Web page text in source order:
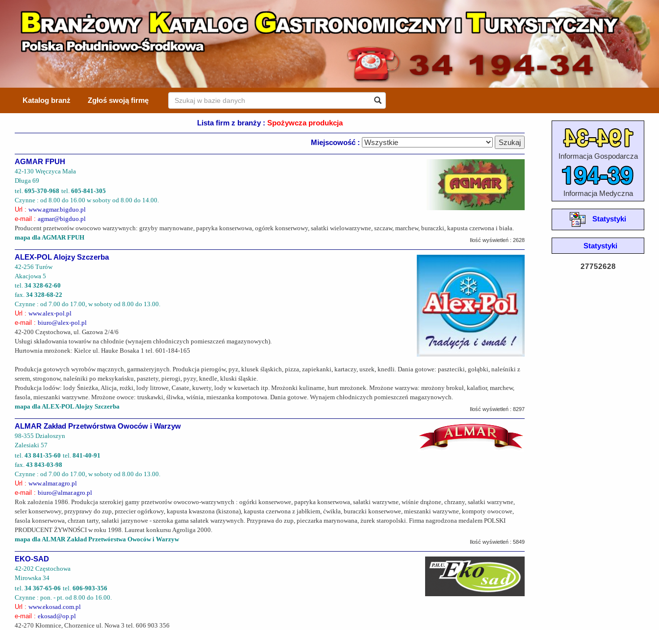
Katalog branż Zgłoś swoją firmę
Lista firm z branży : Spożywcza produkcja
Miejscowość :
AGMAR FPUH
42-130 Wręczyca Mała
Długa 69
tel. 695-370-968 tel. 605-841-305
Czynne : od 8.00 do 16.00 w soboty od 8.00 do 14.00.
Url : www.agmar.bigduo.pl
e-mail : agmar@bigduo.pl
Producent przetworów owocowo warzywnych: grzyby marynowane, papryka konserwowa, ogórek konserwowy, sałatki wielowarzywne, szczaw, marchew, buraczki, kapusta czerwona i biała.
mapa dla AGMAR FPUH
Ilość wyświetleń : 2628
ALEX-POL Alojzy Szczerba
42-256 Turów
Akacjowa 5
tel. 34 328-62-60
fax. 34 328-68-22
Czynne : od 7.00 do 17.00, w soboty od 8.00 do 13.00.
Url : www.alex-pol.pl
e-mail : biuro@alex-pol.pl
42-200 Częstochowa, ul. Gazowa 2/4/6
Usługi składowania towarów na chłodnie (wynajem chłodniczych pomieszczeń magazynowych).
Hurtownia mrożonek: Kielce ul. Hauke Bosaka 1 tel. 601-184-165
Produkcja gotowych wyrobów mącznych, garmażeryjnych. Produkcja pierogów, pyz, klusek śląskich, pizza, zapiekanki, kartaczy, uszek, knedli. Dania gotowe: paszteciki, gołąbki, naleśniki z
serem, strogonow, naleśniki po meksykańsku, pasztety, pierogi, pyzy, knedle, kluski śląskie.
Produkcja lodów: lody Śnieżka, Alicja, rożki, lody litrowe, Casate, kuwety, lody w kuwetach itp. Mrożonki kulinarne, hurt mrożonek. Mrożone warzywa: mrożony brokuł, kalafior, marchew,
fasola, mieszanki warzywne. Mrożone owoce: truskawki, śliwka, wiśnia, mieszanka kompotowa. Dania gotowe. Wynajem chłodniczych pomieszczeń magazynowych.
mapa dla ALEX-POL Alojzy Szczerba
Ilość wyświetleń : 8297
ALMAR Zakład Przetwórstwa Owoców i Warzyw
98-355 Działoszyn
Zalesiaki 57
tel. 43 841-35-60 tel. 841-40-91
fax. 43 843-03-98
Czynne : od 7.00 do 17.00, w soboty od 8.00 do 13.00.
Url : www.almar.agro.pl
e-mail : biuro@almar.agro.pl
Rok założenia 1986. Produkcja szerokiej gamy przetworów owocowo-warzywnych : ogórki konserwowe, papryka konserwowa, sałatki warzywne, wiśnie drążone, chrzany, sałatki warzywne,
seler konserwowy, przyprawy do zup, przecier ogórkowy, kapusta kwaszona (kiszona), kapusta czerwona z jabłkiem, ćwikła, buraczki konserwowe, mieszanki warzywne, kompoty owocowe,
fasola konserwowa, chrzan tarty, sałatki jarzynowe - szeroka gama sałatek warzywnych. Przyprawa do zup, pieczarka marynowana, żurek staropolski. Firma nagrodzona medalem POLSKI
PRODUCENT ŻYWNOŚCI w roku 1998. Laureat konkursu Agroliga 2000.
mapa dla ALMAR Zakład Przetwórstwa Owoców i Warzyw
Ilość wyświetleń : 5849
EKO-SAD
42-202 Częstochowa
Mirowska 34
tel. 34 367-65-06 tel. 606-903-356
Czynne : pon. - pt. od 8.00 do 16.00.
Url : www.ekosad.com.pl
e-mail : ekosad@op.pl
42-270 Kłomnice, Chorzenice ul. Nowa 3 tel. 606 903 356
Informacja Gospodarcza
Informacja Medyczna
Statystyki
Statystyki
27752628